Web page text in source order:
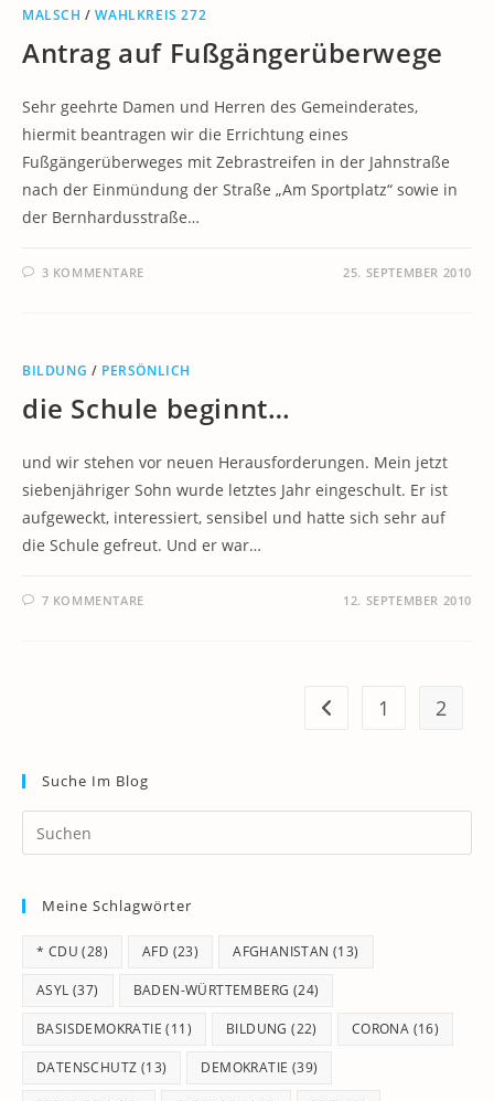
MALSCH /WAHLKREIS 272
Antrag auf Fußgängerüberwege
Sehr geehrte Damen und Herren des Gemeinderates,
hiermit beantragen wir die Errichtung eines
Fußgängerüberweges mit Zebrastreifen in der Jahnstraße
nach der Einmündung der Straße „Am Sportplatz“ sowie in
der Bernhardusstraße…
3 KOMMENTARE 25. SEPTEMBER 2010
BILDUNG / PERSÖNLICH
die Schule beginnt…
und wir stehen vor neuen Herausforderungen. Mein jetzt
siebenjähriger Sohn wurde letztes Jahr eingeschult. Er ist
aufgeweckt, interessiert, sensibel und hatte sich sehr auf
die Schule gefreut. Und er war…
7 KOMMENTARE 12. SEPTEMBER 2010
Zur vorherigen Seite
1 2
Suche Im Blog
Meine Schlagwörter
* CDU (28) AFD (23) AFGHANISTAN (13)
ASYL (37) BADEN-WÜRTTEMBERG (24)
BASISDEMOKRATIE (11) BILDUNG (22) CORONA (16)
DATENSCHUTZ (13) DEMOKRATIE (39)